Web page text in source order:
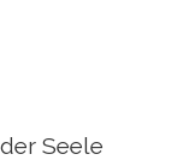
Seele